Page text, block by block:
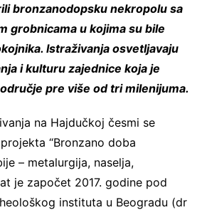
bronzanodopsku nekropolu sa
grobnicama u kojima su bile
Istraživanja osvetljavaju
i kulturu zajednice koja je
pre više od tri milenijuma.
na Hajdučkoj česmi se
“Bronzano doba
– metalurgija, naselja,
je započet 2017. godine pod
instituta u Beogradu (dr